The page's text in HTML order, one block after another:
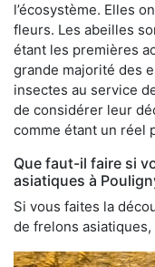
l’écosystème. Elles
fleurs. Les abeilles
étant les premières
grande majorité des
insectes au service
de considérer leur
comme étant un réel
Que faut-il faire si
asiatiques à
Si vous faites la
de frelons asiatiques,